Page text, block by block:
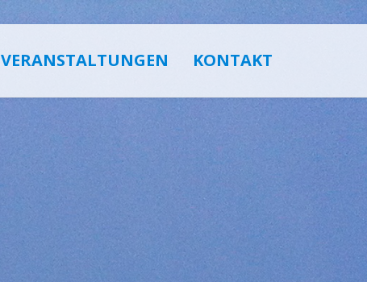
VERANSTALTUNGEN KONTAKT